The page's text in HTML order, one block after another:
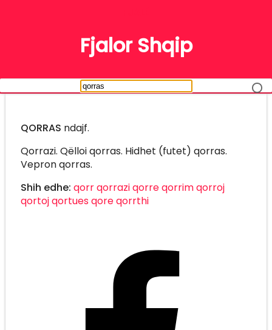
Fjalor Shqip
QORRAS ndajf.
Qorrazi. Qëlloi qorras. Hidhet (futet) qorras.
Vepron qorras.
Shih edhe: qorrqorraziqorreqorrimqorroj
qortojqortuesqoreqorrthi